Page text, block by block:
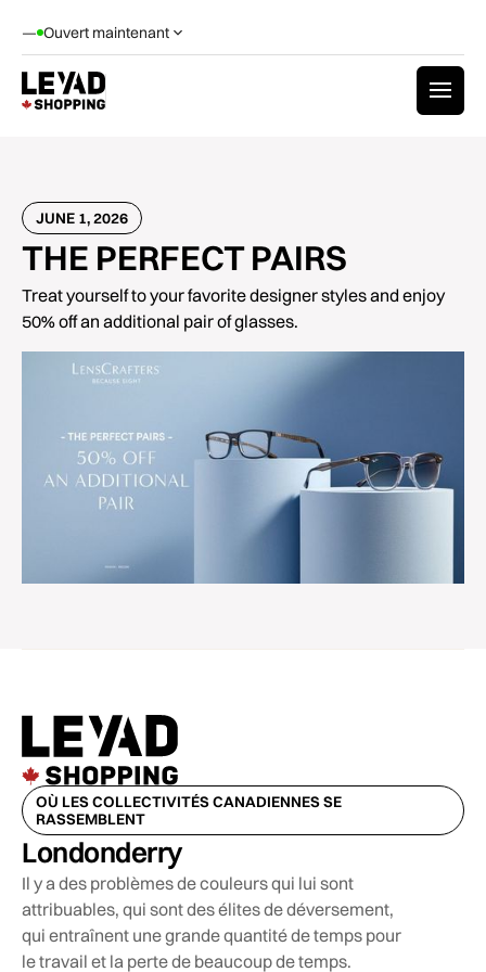
— Ouvert maintenant
JUNE 1, 2026
THE PERFECT PAIRS
Treat yourself to your favorite designer styles and enjoy
50% off an additional pair of glasses.
OÙ LES COLLECTIVITÉS CANADIENNES SE
RASSEMBLENT
Londonderry
Il y a des problèmes de couleurs qui lui sont
attribuables, qui sont des élites de déversement,
qui entraînent une grande quantité de temps pour
le travail et la perte de beaucoup de temps.